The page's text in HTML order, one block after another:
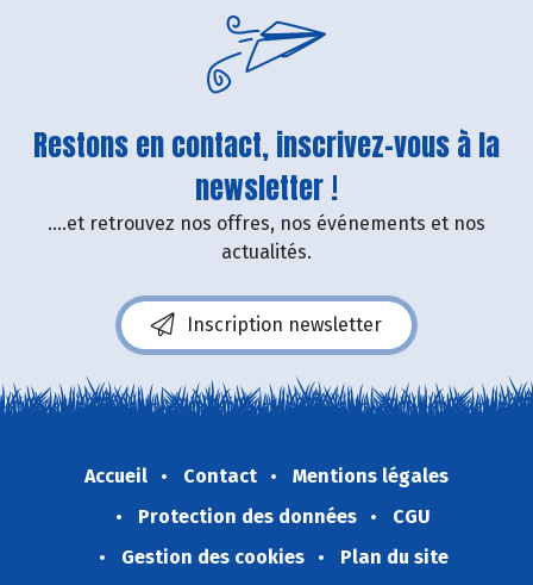
Restons en contact, inscrivez-vous à la
newsletter !
....et retrouvez nos offres, nos événements et nos
actualités.
Inscription newsletter
Accueil Contact
Mentions légales
Protection des données
CGU
Gestion des cookies
Plan du site